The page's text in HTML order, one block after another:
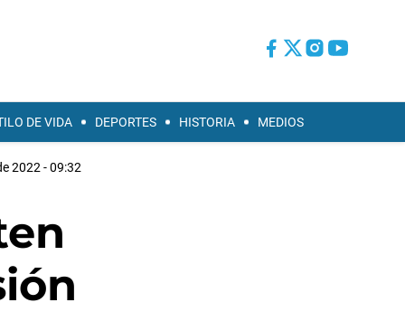
DE VIDA DEPORTES HISTORIA MEDIOS
2022 - 09:32